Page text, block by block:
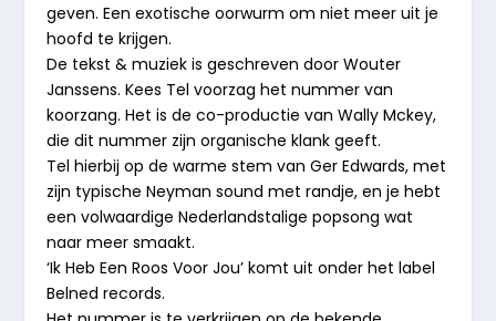
geven. Een exotische oorwurm om niet meer uit je
hoofd te krijgen.
De tekst & muziek is geschreven door Wouter
Janssens. Kees Tel voorzag het nummer van
koorzang. Het is de co-productie van Wally Mckey,
die dit nummer zijn organische klank geeft.
Tel hierbij op de warme stem van Ger Edwards, met
zijn typische Neyman sound met randje, en je hebt
een volwaardige Nederlandstalige popsong wat
naar meer smaakt.
‘Ik Heb Een Roos Voor Jou’ komt uit onder het label
Belned records.